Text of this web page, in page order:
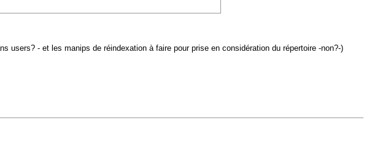
- et les manips de réindexation à faire pour prise en considération du répertoire -non?-)